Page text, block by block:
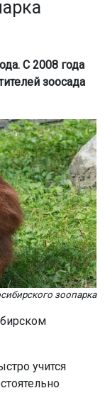
С 2008 года
зоосада
зоопарка
учится